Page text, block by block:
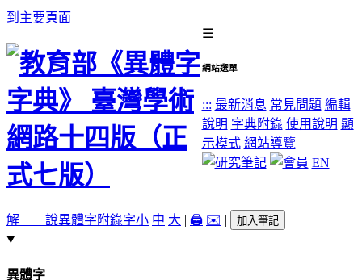
到主要頁面
☰
網站選單
::: 最新消息 常見問題 編輯
說明 字典附錄 使用說明 顯
示模式 網站導覽
EN
解 說異體字 附錄字小 中 大 | 🖨️ ✉️ | 加入筆記
異體字